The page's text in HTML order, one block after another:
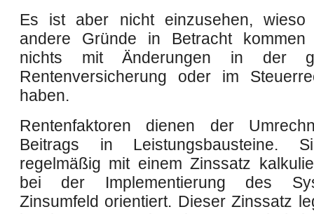
Es ist aber nicht einzusehen, wieso
andere Gründe in Betracht
nichts mit Änderungen in der
Rentenversicherung oder im
haben.
Rentenfaktoren dienen der
Beitrags in Leistungsbausteine.
regelmäßig mit einem Zinssatz
bei der Implementierung des
Zinsumfeld orientiert. Dieser Zinssatz